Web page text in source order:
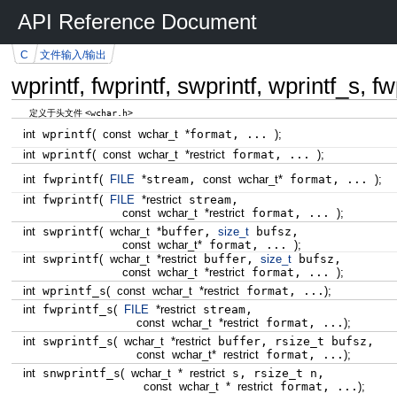
API Reference Document
wprintf, fwprintf, swprintf, wprintf_s,
C 文件输入/输出
定义于头文件<wchar.h>
intwprintf( const wchar_t *format, ... );
intwprintf( const wchar_t *restrictformat, ... );
intfwprintf( FILE *stream, const wchar_t*format, ... );
intfwprintf( FILE *restrictstream,
const wchar_t *restrictformat, ... );
intswprintf( wchar_t *buffer, size_tbufsz,
const wchar_t*format, ... );
intswprintf( wchar_t *restrictbuffer, size_tbufsz,
const wchar_t *restrictformat, ... );
intwprintf_s( const wchar_t *restrictformat, ... );
intfwprintf_s( FILE *restrictstream,
const wchar_t *restrictformat, ... );
intswprintf_s( wchar_t *restrictbuffer, rsize_t bufsz,
const wchar_t* restrictformat, ... );
intsnwprintf_s( wchar_t * restricts, rsize_t n,
const wchar_t * restrictformat, ... );